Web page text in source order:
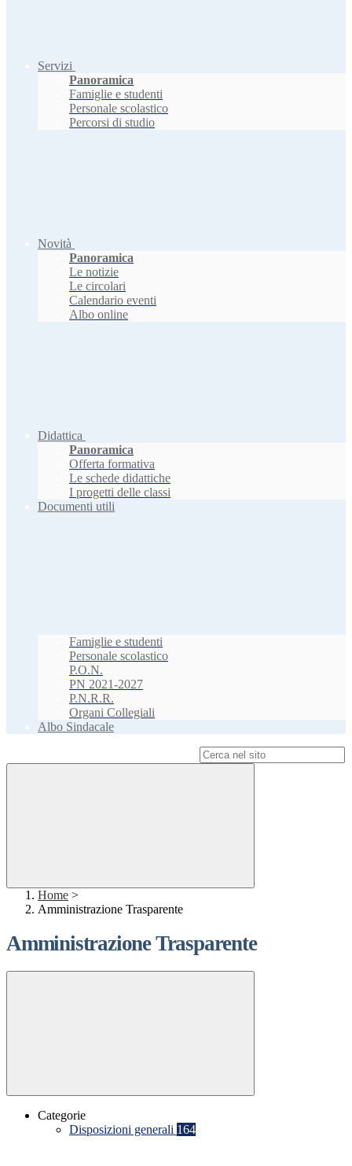
Servizi
Panoramica
Famiglie e studenti
Personale scolastico
Percorsi di studio
Novità
Panoramica
Le notizie
Le circolari
Calendario eventi
Albo online
Didattica
Panoramica
Offerta formativa
Le schede didattiche
I progetti delle classi
Documenti utili
Famiglie e studenti
Personale scolastico
P.O.N.
PN 2021-2027
P.N.R.R.
Organi Collegiali
Albo Sindacale
Home >
Amministrazione Trasparente
Amministrazione Trasparente
Categorie
Disposizioni generali 164